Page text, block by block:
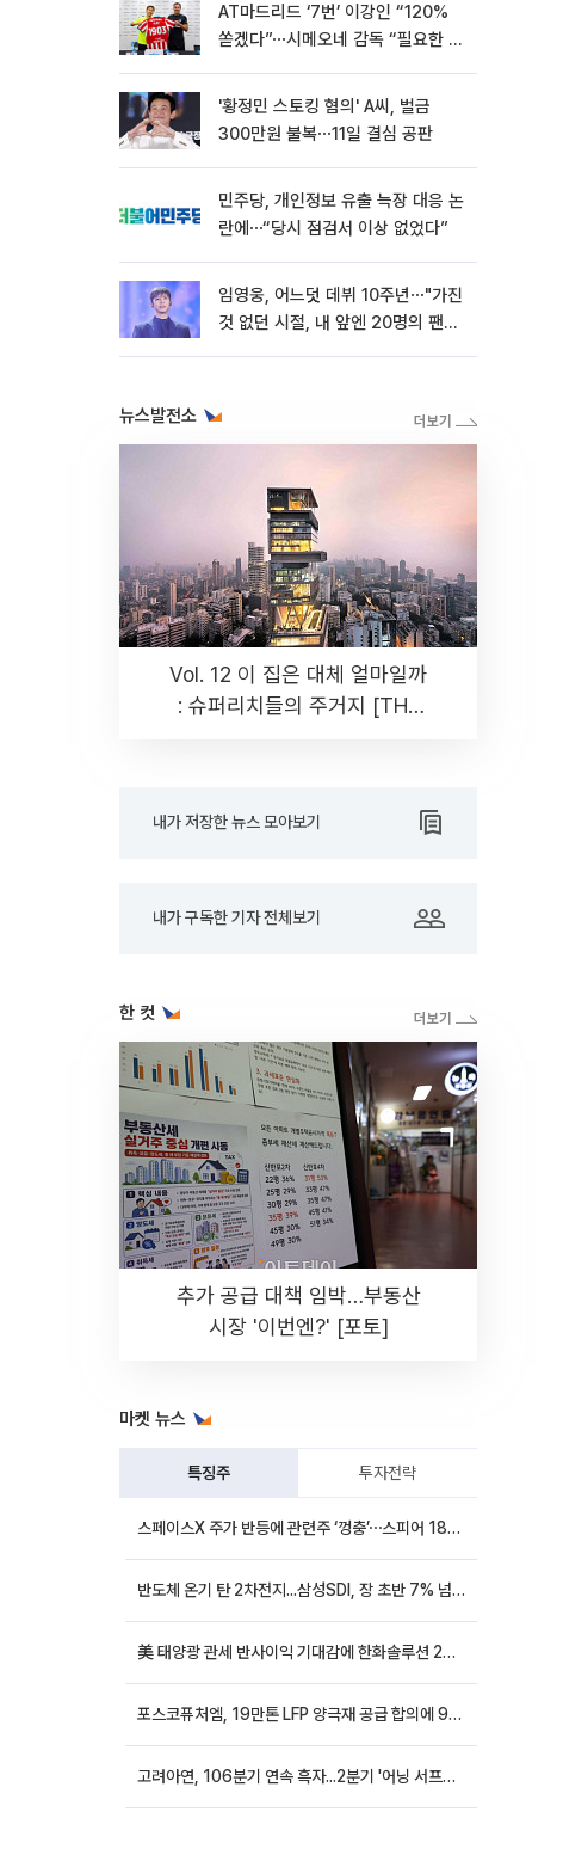
AT마드리드 ‘7번’ 이강인 “120%
쏟겠다”⋯시메오네 감독 “필요한 선
'황정민 스토킹 혐의' A씨, 벌금
300만원 불복⋯11일 결심 공판
민주당, 개인정보 유출 늑장 대응 논
란에⋯“당시 점검서 이상 없었다”
임영웅, 어느덧 데뷔 10주년⋯"가진
것 없던 시절, 내 앞엔 20명의 팬
뉴스발전소
Vol. 12 이 집은 대체 얼마일까
: 슈퍼리치들의 주거지 [THE
내가 저장한 뉴스 모아보기
내가 구독한 기자 전체보기
한 컷
추가 공급 대책 임박…부동산
시장 '이번엔?' [포토]
마켓 뉴스
특징주 투자전략
스페이스X 주가 반등에 관련주 ‘껑충’⋯스피어 18%ㆍ에이치브이엠 12%↑
반도체 온기 탄 2차전지...삼성SDI, 장 초반 7% 넘게 껑충
美 태양광 관세 반사이익 기대감에 한화솔루션 20%대·OCI홀딩스 14%대 급등
포스코퓨처엠, 19만톤 LFP 양극재 공급 합의에 9%대 강세
고려아연, 106분기 연속 흑자...2분기 '어닝 서프라이즈'에 장 초반 12%대 강세